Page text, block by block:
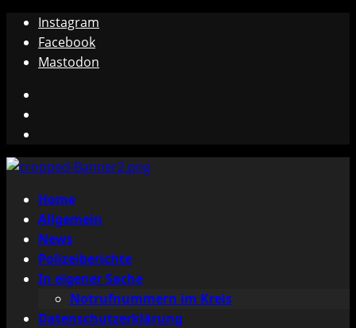
Zum
Inhalt
springen
Instagram
Facebook
Mastodon
Primäres
Menü
Home
Allgemein
News
Polizeiberichte
In eigener Sache
Notrufnummern im Kreis
Datenschutzerklärung